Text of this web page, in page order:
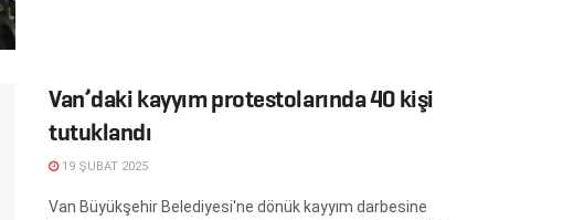
Van’daki kayyım protestolarında 40 kişi
tutuklandı
19 ŞUBAT 2025
Van Büyükşehir Belediyesi'ne dönük kayyım darbesine